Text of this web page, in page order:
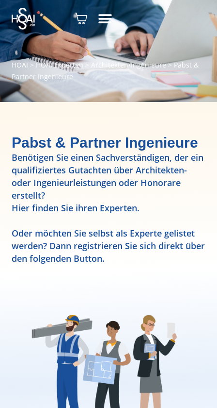
HOAI > HOAI Experten> Architekten/Ingenieure>Pabst &
Partner Ingenieure
Pabst & Partner Ingenieure
Benötigen Sie einen Sachverständigen, der ein
qualifiziertes Gutachten über Architekten-
oder Ingenieurleistungen oder Honorare
erstellt?
Hier finden Sie ihren Experten.
Oder möchten Sie selbst als Experte gelistet
werden? Dann registrieren Sie sich direkt über
den folgenden Button.